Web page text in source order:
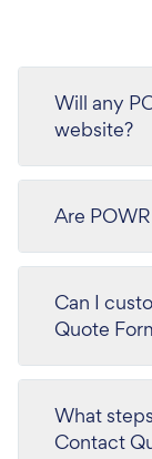
Will any
website?
Are
Can I
Quote
What
Contact